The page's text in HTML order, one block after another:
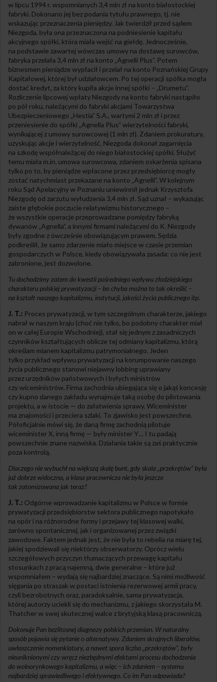
w lipcu 1994 r. wspomnianych 3,4 mln zł na konto białostockiej
fabryki. Dokonano jej bez podania tytułu prawnego, tj. nie
wskazując przeznaczenia pieniędzy. Jak twierdził przed sądem
Niezgoda, była ona przeznaczona na podniesienie kapitału
akcyjnego spółki, która miała wejść na giełdę. Jednocześnie,
na podstawie zawartej wówczas umowy na dostawę surowców,
fabryka przelała 3,4 mln zł na konto „Agnelli Plus”. Potem
biznesmen pieniądze wypłacił i przelał na konto Poznańskiej Grupy
Kapitałowej, której był udziałowcem. Po tej operacji spółka mogła
dostać kredyt, za który kupiła akcje innej spółki – „Drumetu”.
Rozliczenie lipcowej wpłaty Niezgody na konto fabryki nastąpiło
po pół roku, należącymi do fabryki akcjami Towarzystwa
Ubezpieczeniowego „Hestia” S.A., wartymi 2 mln zł i przez
przeniesienie do spółki „Agnella Plus” wierzytelności fabryki,
wynikającej z umowy surowcowej (1 mln zł). Zdaniem prokuratury,
uzyskując akcje i wierzytelność, Niezgoda dokonał zagarnięcia
na szkodę współnależącej do niego białostockiej spółki. Służyć
temu miała m.in. umowa surowcowa, zdaniem oskarżenia spisana
tylko po to, by pieniądze wpłacone przez przedsiębiorcę mogły
zostać natychmiast przekazane na konto „Agnelli”. W kolejnym
roku Sąd Apelacyjny w Poznaniu uniewinnił jednak Krzysztofa
Niezgodę od zarzutu wyłudzenia 3,4 mln zł. Sąd uznał – wykazując
zaiste głębokie poczucie relatywizmu historycznego –
że wszystkie operacje przeprowadzane pomiędzy fabryką
dywanów „Agnella”, a innymi firmami należącymi do K. Niezgody
były zgodne z ówcześnie obowiązującym prawem. Sędzia
podkreślił, że samo zdarzenie miało miejsce w czasie przemian
gospodarczych w Polsce, kiedy obowiązywała zasada: co nie jest
zabronione, jest dozwolone.
Tu dochodzimy zatem do kwestii pośredniego wpływu złodziejskiego
charakteru polskiej prywatyzacji – bo chyba można to tak określić –
na kształt naszego kapitalizmu, instytucji, jakości życia publicznego itp.
J. T.: Proces prywatyzacji, w tym szczególnym charakterze, jakiego
nabrał w naszym kraju (choć nie tylko, bo podobny charakter miał
on w całej Europie Wschodniej), stał się jednym z zasadniczych
czynników kształtujących oblicze tej odmiany kapitalizmu, którą
określam mianem kapitalizmu patrymonialnego. Jeden
tylko przykład wpływu prywatyzacji na korumpowanie naszego
życia publicznego stanowi niejawny lobbing uprawiany
przez urzędników państwowych i byłych ministrów
czy wiceministrów. Firma zachodnia ubiegająca się o jakąś koncesję
czy kupno danego zakładu wynajmuje taką osobę do pilotowania
projektu, a w istocie — do załatwienia sprawy. Wiceminister
ma znajomości i przeciera szlaki. To zjawisko jest powszechne.
Półoficjalnie mówi się, że daną firmę zachodnią pilotuje
wiceminister X, inną firmę — były minister Y… I tu padają
powszechnie znane nazwiska. Działania takie są zaś praktycznie
poza kontrolą.
Dlaczego nie wybuchł na większą skalę bunt, gdy skala „przekrętów” była
już dobrze widoczna, a klasa pracownicza nie była jeszcze
tak zatomizowana jak teraz?
J. T.: Odgórne wprowadzanie kapitalizmu w Polsce w formie
prywatyzacji przedsiębiorstw sektora publicznego napotykało
na opór i na różnorodne formy i przejawy tej klasowej walki,
zarówno spontanicznej, jak i organizowanej przez związki
zawodowe. Faktem jednak jest, że nie była to rebelia na miarę tej,
jakiej spodziewali się niektórzy obserwatorzy. Oprócz wielu
szczegółowych przyczyn tłumaczących przewagę kapitału
stosunkach z pracą najemną, dwie generalne – które już
wspomniałem – wydają się najbardziej znaczące. Są nimi możliwość
sięgania po straszak w postaci istnienia rezerwowej armii pracy,
czyli bezrobotnych oraz, paradoksalnie, sama prywatyzacja,
której autorzy uciekli się do mechanizmu, z jakiego skorzystała M.
Thatcher w swej skutecznej walce z brytyjską klasą pracowniczą.
Dokonuje Pan bezlitosnej diagnozy polskich przemian. W naturalny
sposób pojawia się pytanie o alternatywy. Zdaniem skrajnych liberałów,
uwłaszczenie nomenklatury, a nawet spora liczba „przekrętów”, były
nieuniknionymi czy wręcz niezbędnymi efektami procesu dochodzenia
do wolnorynkowego kapitalizmu, a więc – ich zdaniem – systemu
najbardziej sprawiedliwego i efektywnego. Co im Pan odpowiada?